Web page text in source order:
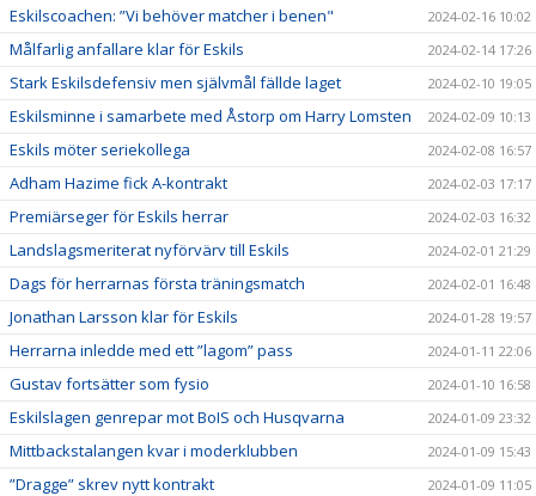
Eskilscoachen: ”Vi behöver matcher i benen" 2024-02-16 10:02
Målfarlig anfallare klar för Eskils 2024-02-14 17:26
Stark Eskilsdefensiv men självmål fällde laget 2024-02-10 19:05
Eskilsminne i samarbete med Åstorp om Harry Lomsten 2024-02-09 10:13
Eskils möter seriekollega 2024-02-08 16:57
Adham Hazime fick A-kontrakt 2024-02-03 17:17
Premiärseger för Eskils herrar 2024-02-03 16:32
Landslagsmeriterat nyförvärv till Eskils 2024-02-01 21:29
Dags för herrarnas första träningsmatch 2024-02-01 16:48
Jonathan Larsson klar för Eskils 2024-01-28 19:57
Herrarna inledde med ett ”lagom” pass 2024-01-11 22:06
Gustav fortsätter som fysio 2024-01-10 16:58
Eskilslagen genrepar mot BoIS och Husqvarna 2024-01-09 23:32
Mittbackstalangen kvar i moderklubben 2024-01-09 15:43
”Dragge” skrev nytt kontrakt 2024-01-09 11:05